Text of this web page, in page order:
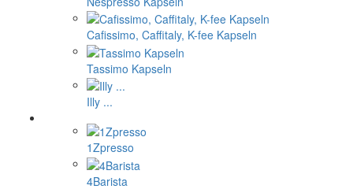
Cafissimo, Caffitaly, K-fee Kapseln
Tassimo Kapseln
Illy ...
1Zpresso
4Barista